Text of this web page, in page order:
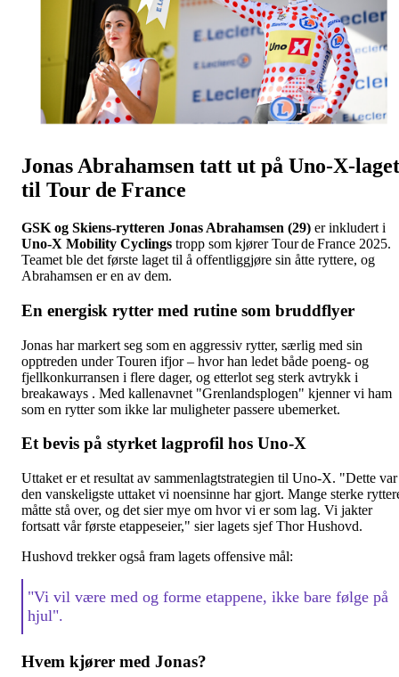
Jonas Abrahamsen tatt ut på Uno‑X-laget
til Tour de France
GSK og Skiens‑rytteren Jonas Abrahamsen (29) er inkludert i
Uno‑X Mobility Cyclings tropp som kjører Tour de France 2025.
Teamet ble det første laget til å offentliggjøre sin åtte ryttere, og
Abrahamsen er en av dem.
En energisk rytter med rutine som bruddflyer
Jonas har markert seg som en aggressiv rytter, særlig med sin
opptreden under Touren ifjor – hvor han ledet både poeng- og
fjellkonkurransen i flere dager, og etterlot seg sterk avtrykk i
breakaways . Med kallenavnet "Grenlandsplogen" kjenner vi ham
som en rytter som ikke lar muligheter passere ubemerket.
Et bevis på styrket lagprofil hos Uno‑X
Uttaket er et resultat av sammenlagtstrategien til Uno‑X. "Dette var
den vanskeligste uttaket vi noensinne har gjort. Mange sterke
måtte stå over, og det sier mye om hvor vi er som lag. Vi jakter
fortsatt vår første etappeseier," sier lagets sjef Thor Hushovd.
Hushovd trekker også fram lagets offensive mål:
"Vi vil være med og forme etappene, ikke bare følge på
hjul".
Hvem kjører med Jonas?